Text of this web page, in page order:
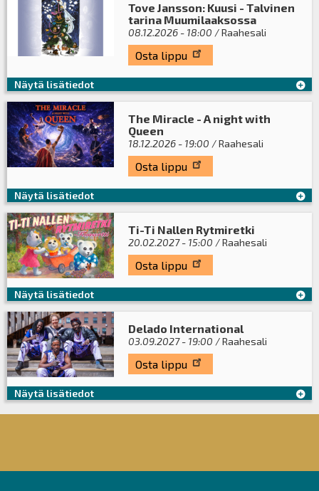
Tove Jansson: Kuusi - Talvinen
tarina Muumilaaksossa
08.12.2026 - 18:00 / Raahesali
Osta lippu
Näytä lisätiedot
The Miracle - A night with
Queen
18.12.2026 - 19:00 / Raahesali
Osta lippu
Näytä lisätiedot
Ti-Ti Nallen Rytmiretki
20.02.2027 - 15:00 / Raahesali
Osta lippu
Näytä lisätiedot
Delado International
03.09.2027 - 19:00 / Raahesali
Osta lippu
Näytä lisätiedot